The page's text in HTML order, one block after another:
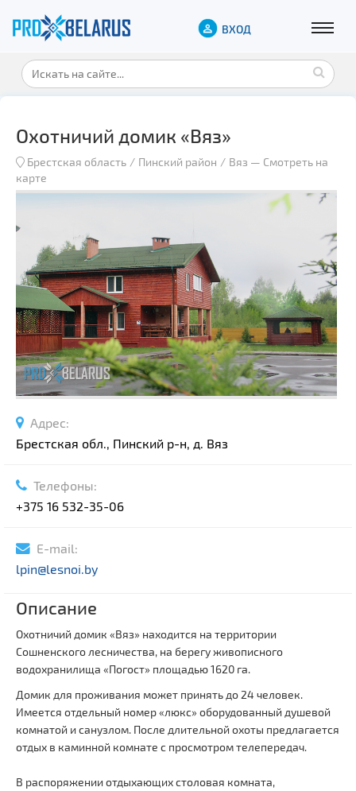
ВХОД
Охотничий домик «Вяз»
Брестская область Пинский район Вяз — Смотреть на
карте
Адрес:
Брестская обл., Пинский р-н, д. Вяз
Телефоны:
+375 16 532-35-06
E-mail:
lpin@lesnoi.by
Описание
Охотничий домик «Вяз» находится на территории
Cошненского лесничества, на берегу живописного
водохранилища «Погост» площадью 1620 га.
Домик для проживания может принять до 24 человек.
Имеется отдельный номер «люкс» оборудованный душевой
комнатой и санузлом. После длительной охоты предлагается
отдых в каминной комнате с просмотром телепередач.
В распоряжении отдыхающих столовая комната,